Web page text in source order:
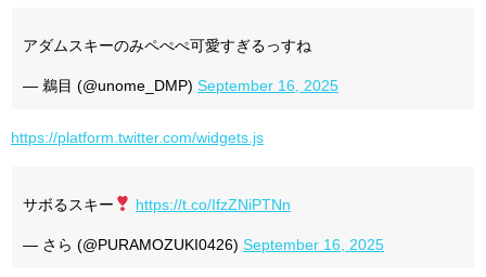
アダムスキーのみペぺぺ可愛すぎるっすね
— 鵜目 (@unome_DMP) September 16, 2025
https://platform.twitter.com/widgets.js
サボるスキー https://t.co/IfzZNiPTNn
— さら (@PURAMOZUKI0426) September 16, 2025